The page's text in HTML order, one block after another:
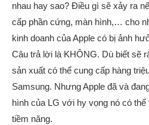
nhau hay sao? Điều gì sẽ xảy ra
cấp phần cứng, màn hình,… cho
kinh doanh của Apple có bị ảnh
Câu trả lời là KHÔNG. Dù biết sẽ
sản xuất có thể cung cấp hàng
Samsung. Nhưng Apple đã và
hình của LG với hy vọng nó có
tiềm năng.